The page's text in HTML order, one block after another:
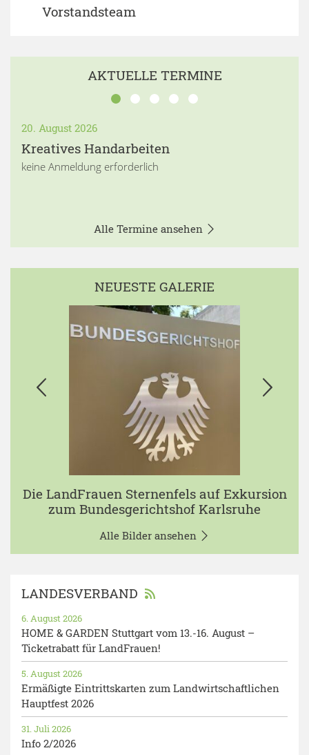
Vorstandsteam
AKTUELLE TERMINE
20. August 2026
Kreatives Handarbeiten
keine Anmeldung erforderlich
Alle Termine ansehen
NEUESTE GALERIE
Die LandFrauen Sternenfels auf Exkursion
zum Bundesgerichtshof Karlsruhe
Alle Bilder ansehen
LANDESVERBAND
HOME & GARDEN Stuttgart vom 13.-16. August –
Ticketrabatt für LandFrauen!
6. August 2026
Ermäßigte Eintrittskarten zum Landwirtschaftlichen
Hauptfest 2026
5. August 2026
Info 2/2026
31. Juli 2026